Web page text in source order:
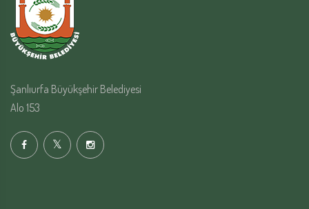
Şanlıurfa Büyükşehir Belediyesi
Alo 153